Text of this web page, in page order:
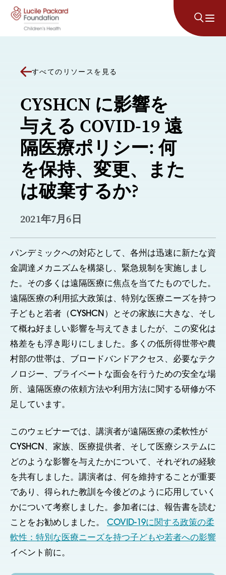
コンテンツにスキップ
すべてのリソースを見る
CYSHCN に影響を
与える COVID-19 遠
隔医療ポリシー: 何
を保持、変更、また
は破棄するか?
2021年7月6日
パンデミックへの対応として、各州は迅速に新たな資
金調達メカニズムを構築し、緊急規制を実施しまし
た。その多くは遠隔医療に焦点を当てたものでした。
遠隔医療の利用拡大政策は、特別な医療ニーズを持つ
子どもと若者（CYSHCN）とその家族に大きな、そし
て概ね好ましい影響を与えてきましたが、この変化は
格差をも浮き彫りにしました。多くの低所得世帯や農
村部の世帯は、ブロードバンドアクセス、必要なテク
ノロジー、プライベートな面会を行うための安全な場
所、遠隔医療の依頼方法や利用方法に関する研修が不
足しています。
このウェビナーでは、講演者が遠隔医療の柔軟性が
CYSHCN、家族、医療提供者、そして医療システムに
どのような影響を与えたかについて、それぞれの経験
を共有しました。講演者は、何を維持することが重要
であり、得られた教訓を今後どのように応用していく
かについて考察しました。参加者には、報告書を読む
ことをお勧めしました。 COVID-19に関する政策の柔
軟性：特別な医療ニーズを持つ子どもや若者への影響
イベント前に。